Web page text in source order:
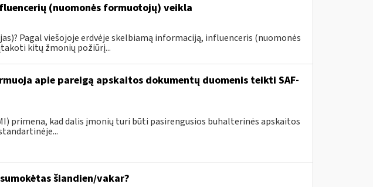
(nuomonės formuotojų) veikla
Pagal viešojoje erdvėje skelbiamą informaciją, influenceris (nuomonės
kitų žmonių požiūrį...
apie pareigą apskaitos dokumentų duomenis teikti SAF-
primena, kad dalis įmonių turi būti pasirengusios buhalterinės apskaitos
šiandien/vakar?